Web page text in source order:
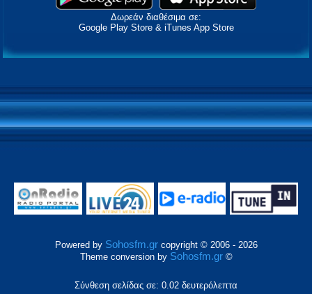
Δωρεάν διαθέσιμα σε:
Google Play Store & iTunes App Store
Powered by Sohosfm.grcopyright © 2006 - 2026
Theme conversion by Sohosfm.gr©
Σύνθεση σελίδας σε: 0.02 δευτερόλεπτα